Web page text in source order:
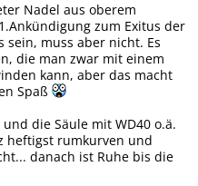
Nadel aus oberem
zum Exitus der
sein, muss aber nicht. Es
die man zwar mit einem
kann, aber das macht
Spaß
die Säule mit WD40 o.ä.
heftigst rumkurven und
danach ist Ruhe bis die